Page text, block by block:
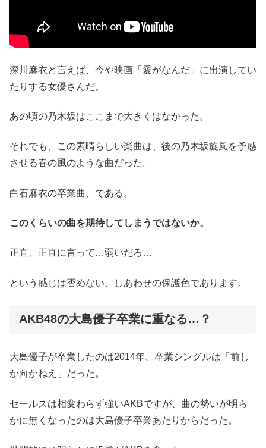
深川麻衣と言えば、今や映画「愛がなんだ」に出演してい
たりする女優さんだ。
あの頃の乃木坂はここまで大きくはなかった。
それでも、この素晴らしい楽曲は、後の乃木坂旋風を予感
させる春の風のような曲だった。
白石麻衣の卒業曲、である。
このくらいの曲を期待してしまうではないか。
正直、正直に言って…弱いだろ…
という感じは否めない、しあわせの保護色であります。
AKB48の大島優子卒業に重なる…？
大島優子が卒業したのは2014年、卒業シングルは「前し
か向かねえ」だった。
セールスは相変わらず強いAKBですが、曲の勢いが明ら
かに無くなったのは大島優子卒業あたりからだった。